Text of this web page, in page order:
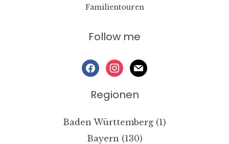
Familientouren
Follow me
facebookinstagram
mail
Regionen
Baden Württemberg (1)
Bayern (130)